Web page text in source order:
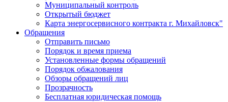
Муниципальный контроль
Открытый бюджет
Карта энергосервисного контракта г. Михайловск"
Обращения
Отправить письмо
Порядок и время приема
Установленные формы обращений
Порядок обжалования
Обзоры обращений лиц
Прозрачность
Бесплатная юридическая помощь